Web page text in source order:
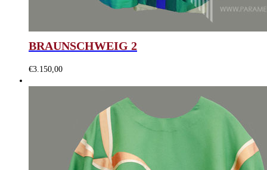
BRAUNSCHWEIG 2
€3.150,00